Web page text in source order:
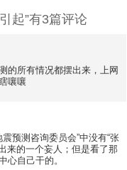
起”有3篇评论
的所有情况都摆出来，上网
嚷嚷
预测咨询委员会”中没有“张
来的一个妄人；但是看了那
心自己干的。